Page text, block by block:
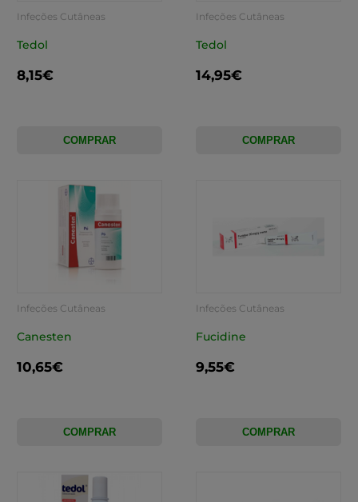
Infeções Cutâneas
Tedol
8,15€
COMPRAR
Infeções Cutâneas
Tedol
14,95€
COMPRAR
Infeções Cutâneas
Canesten
10,65€
COMPRAR
Infeções Cutâneas
Fucidine
9,55€
COMPRAR